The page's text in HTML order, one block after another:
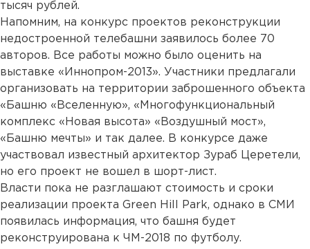
тысяч рублей.
Напомним, на конкурс проектов реконструкции
недостроенной телебашни заявилось более 70
авторов. Все работы можно было оценить на
выставке «Иннопром-2013». Участники предлагали
организовать на территории заброшенного объекта
«Башню «Вселенную», «Многофункциональный
комплекс «Новая высота» «Воздушный мост»,
«Башню мечты» и так далее. В конкурсе даже
участвовал известный архитектор Зураб Церетели,
но его проект не вошел в шорт-лист.
Власти пока не разглашают стоимость и сроки
реализации проекта Green Hill Park, однако в СМИ
появилась информация, что башня будет
реконструирована к ЧМ-2018 по футболу.